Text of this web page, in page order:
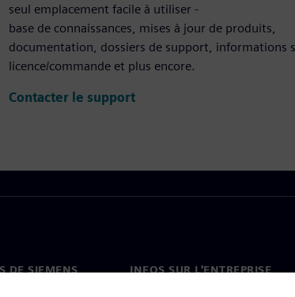
seul emplacement facile à utiliser -
base de connaissances, mises à jour de produits,
documentation, dossiers de support, informations
licence/commande et plus encore.
Contacter le support
DE SIEMENS INFOS SUR L'ENTREPRISE